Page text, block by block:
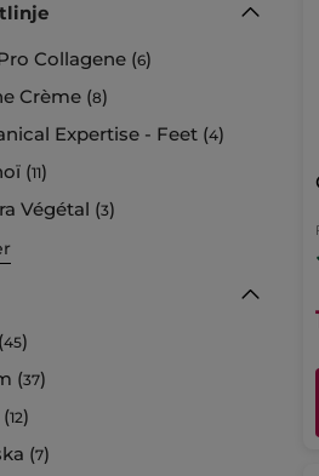
Collagene (6)
Crème (8)
Expertise - Feet (4)
(11)
Végétal (3)
(45)
(37)
(12)
(7)